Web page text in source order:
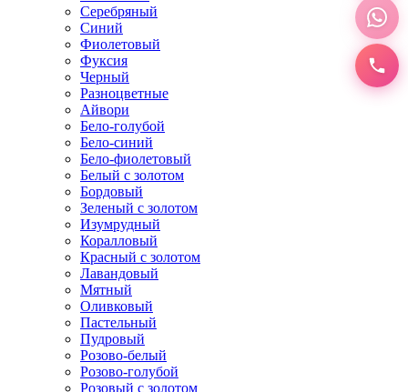
Серебряный
Синий
Фиолетовый
Фуксия
Черный
Разноцветные
Айвори
Бело-голубой
Бело-синий
Бело-фиолетовый
Белый с золотом
Бордовый
Зеленый с золотом
Изумрудный
Коралловый
Красный с золотом
Лавандовый
Мятный
Оливковый
Пастельный
Пудровый
Розово-белый
Розово-голубой
Розовый с золотом